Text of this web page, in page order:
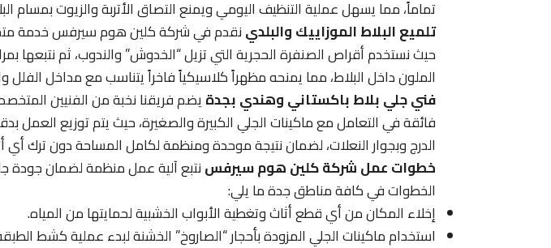
تماماً، مما يسهل عملية التنظيف اليومي ويمنع التصاق الأتربة والزيوت بمسام
تلميع البلاط الموزاييك والبلدينقدم في شركة كلين هوم سيرفس خدمة
حيث نستخدم أقراص الصنفرة الحجرية التي تزيل “الخدوش” والندوب، ثم نتبعها
الملون داخل البلاط، مما يمنحه مظهراً كلاسيكياً فاخراً يتناسب مع مداخل الفلل
فني جلي بلاط باكستاني وهندي بجدةيضم فريقنا نخبة من الفنيين
فائقة في التعامل مع ماكينات الجلي الكبيرة والصغيرة، حيث يتم توزيع العمل
الدرج وبجوار النعلات، لضمان نتيجة موحدة ومنظمة لكامل المساحة دون ترك أي
خطوات عمل شركة كلين هوم سيرفسنتبع آلية عمل منظمة لضمان جودة
الخطوات في كافة مناطق جدة ما يلي:
إخلاء المكان من أي قطع أثاث وتغطية الأبواب الخشبية لحمايتها من المياه.
استخدام ماكينات الجلي المزودة بأحجار “الصاروخ” الخشنة لبدء عملية كشط